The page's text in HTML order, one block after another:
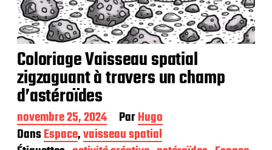
Coloriage Vaisseau spatial
zigzaguant à travers un champ
d’astéroïdes
D
a
t
novembre 25, 2024 ParHugo
DansEspace,vaisseau spatial